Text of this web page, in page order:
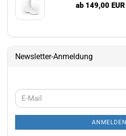
ab 149,00 EUR
Newsletter-Anmeldung
WEITER
ZUR
NEWSLETTER-
E-
Mail
ANMELDEN